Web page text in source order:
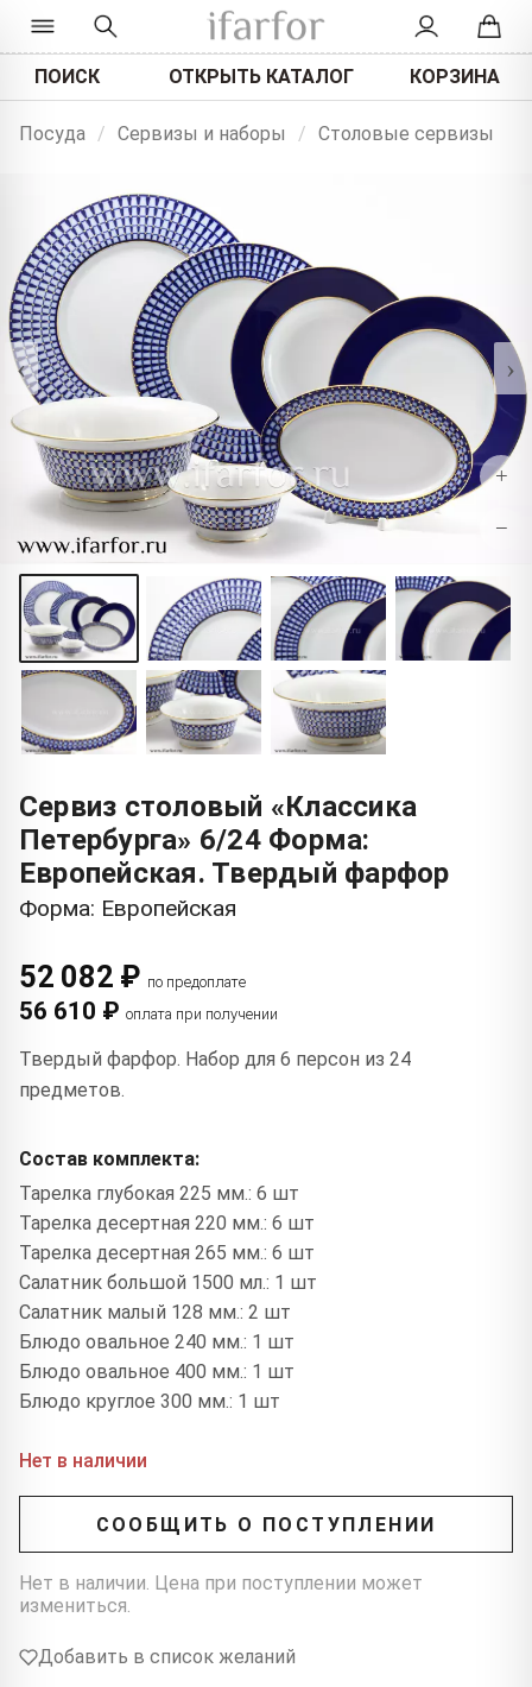
ПОИСК ОТКРЫТЬ КАТАЛОГ КОРЗИНА
Посуда / Сервизы и наборы / Столовые сервизы
‹ ›
+
−
Сервиз столовый «Классика
Петербурга» 6/24 Форма:
Европейская. Твердый фарфор
Форма: Европейская
52 082 ₽ по предоплате
56 610 ₽ оплата при получении
Твердый фарфор. Набор для 6 персон из 24
предметов.
Состав комплекта:
Тарелка глубокая 225 мм.: 6 шт
Тарелка десертная 220 мм.: 6 шт
Тарелка десертная 265 мм.: 6 шт
Салатник большой 1500 мл.: 1 шт
Салатник малый 128 мм.: 2 шт
Блюдо овальное 240 мм.: 1 шт
Блюдо овальное 400 мм.: 1 шт
Блюдо круглое 300 мм.: 1 шт
Нет в наличии
СООБЩИТЬ О ПОСТУПЛЕНИИ
Нет в наличии. Цена при поступлении может
измениться.
Добавить в список желаний